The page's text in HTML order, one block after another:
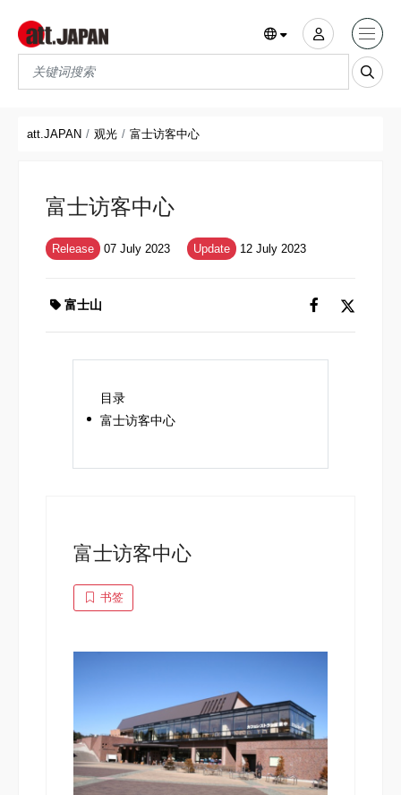
Translations title cont
att.JAPAN 观光 富士访客中心
富士访客中心
Release 07 July 2023 Update 12 July 2023
富士山
目录
富士访客中心
富士访客中心
书签